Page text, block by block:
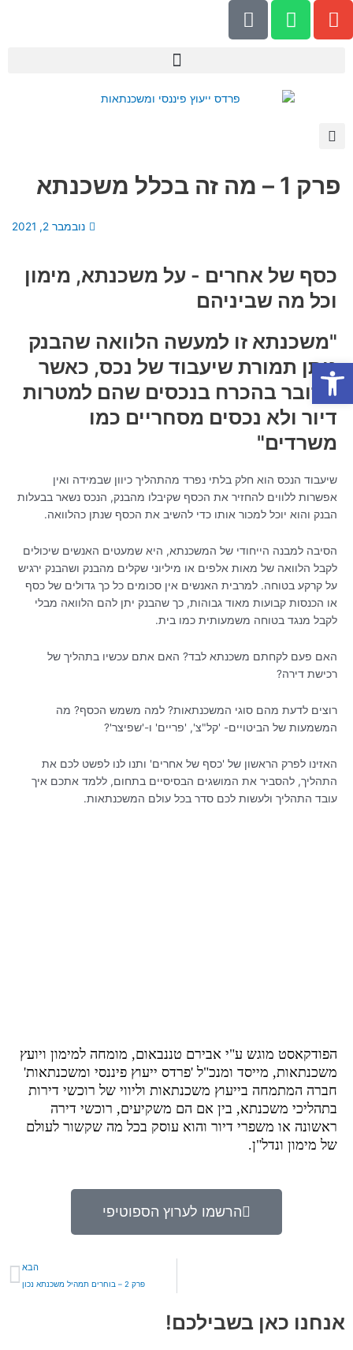
לתוכן
E
n
p
e
W
h
s
a
P
h
פרק 1 – מה זה בכלל משכנתא
נובמבר 2, 2021
כסף של אחרים - על משכנתא, מימון
וכל מה שביניהם
"משכנתא זו למעשה הלוואה שהבנק
נותן תמורת שיעבוד של נכס, כאשר
מדובר בהכרח בנכסים שהם למטרות
דיור ולא נכסים מסחריים כמו
משרדים"
שיעבוד הנכס הוא חלק בלתי נפרד מהתהליך כיוון שבמידה ואין
אפשרות ללווים להחזיר את הכסף שקיבלו מהבנק, הנכס נשאר בבעלות
הבנק והוא יוכל למכור אותו כדי להשיב את הכסף שנתן כהלוואה.
הסיבה למבנה הייחודי של המשכנתא, היא שמעטים האנשים שיכולים
לקבל הלוואה של מאות אלפים או מיליוני שקלים מהבנק ושהבנק ירגיש
על קרקע בטוחה. למרבית האנשים אין סכומים כל כך גדולים של כסף
או הכנסות קבועות מאוד גבוהות, כך שהבנק יתן להם הלוואה מבלי
לקבל מנגד בטוחה משמעותית כמו בית.
האם פעם לקחתם משכנתא לבד? האם אתם עכשיו בתהליך של
רכישת דירה?
רוצים לדעת מהם סוגי המשכנתאות? למה משמש הכסף? מה
המשמעות של הביטויים- 'קל"צ', 'פריים' ו-'שפיצר'?
האזינו לפרק הראשון של 'כסף של אחרים' ותנו לנו לפשט לכם את
התהליך, להסביר את המושגים הבסיסיים בתחום, ללמד אתכם איך
עובד התהליך ולעשות לכם סדר בכל עולם המשכנתאות.
הפודקאסט מוגש ע"י אבירם טננבאום, מומחה למימון ויועץ
משכנתאות, מייסד ומנכ"ל 'פרדס ייעוץ פיננסי ומשכנתאות'
חברה המתמחה בייעוץ משכנתאות וליווי של רוכשי דירות
בתהליכי משכנתא, בין אם הם משקיעים, רוכשי דירה
ראשונה או משפרי דיור והוא עוסק בכל מה שקשור לעולם
של מימון ונדל"ן.
הרשמו לערוץ הספוטיפי
הבא
פרק 2 – בוחרים תמהיל משכנתא נכון
אנחנו כאן בשבילכם!
פתח סרגל נגישות